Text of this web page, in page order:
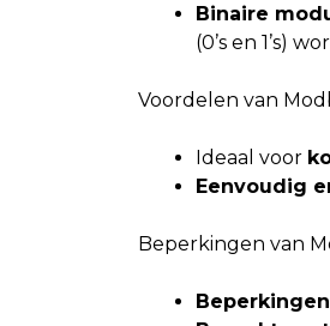
Binaire
(0’s en 1’s)
Voordelen van
Ideaal voor
Eenvoudig
Beperkingen van
Beperkingen